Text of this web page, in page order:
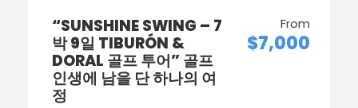
“SUNSHINE SWING – 7
박 9일 TIBURÓN &
DORAL 골프 투어” 골프
인생에 남을 단 하나의 여
정
From
$7,000